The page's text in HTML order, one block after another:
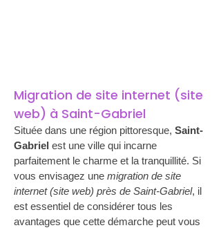
Migration de site internet (site
web) à Saint-Gabriel
Située dans une région pittoresque, Saint-
Gabriel est une ville qui incarne
parfaitement le charme et la tranquillité. Si
vous envisagez une migration de site
internet (site web) près de Saint-Gabriel, il
est essentiel de considérer tous les
avantages que cette démarche peut vous